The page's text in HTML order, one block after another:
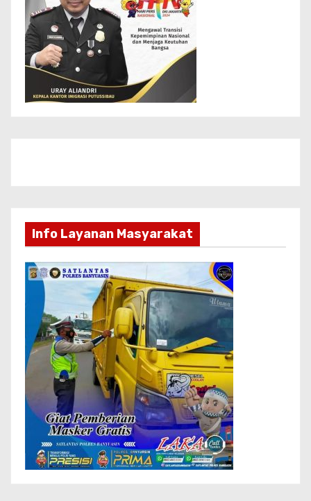
Info Layanan Masyarakat